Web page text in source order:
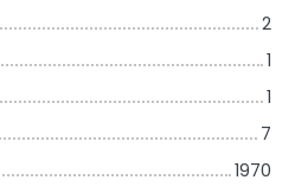
2
1
1
7
1970